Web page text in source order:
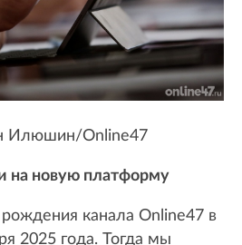
Илюшин/Online47
на новую платформу
канала Online47 в
2025 года. Тогда мы